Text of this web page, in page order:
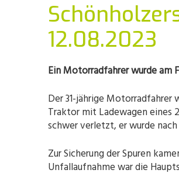
12.08.2023
Ein Motorradfahrer wurde am
Der 31-jährige
Traktor mit Ladewagen eines
schwer verletzt, er wurde
Zur Sicherung der Spuren
Unfallaufnahme war die